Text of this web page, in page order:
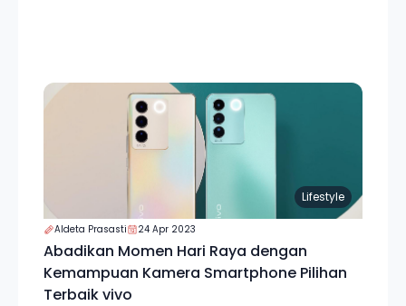
Lifestyle
Aldeta Prasasti 24 Apr 2023
Abadikan Momen Hari Raya dengan
Kemampuan Kamera Smartphone Pilihan
Terbaik vivo